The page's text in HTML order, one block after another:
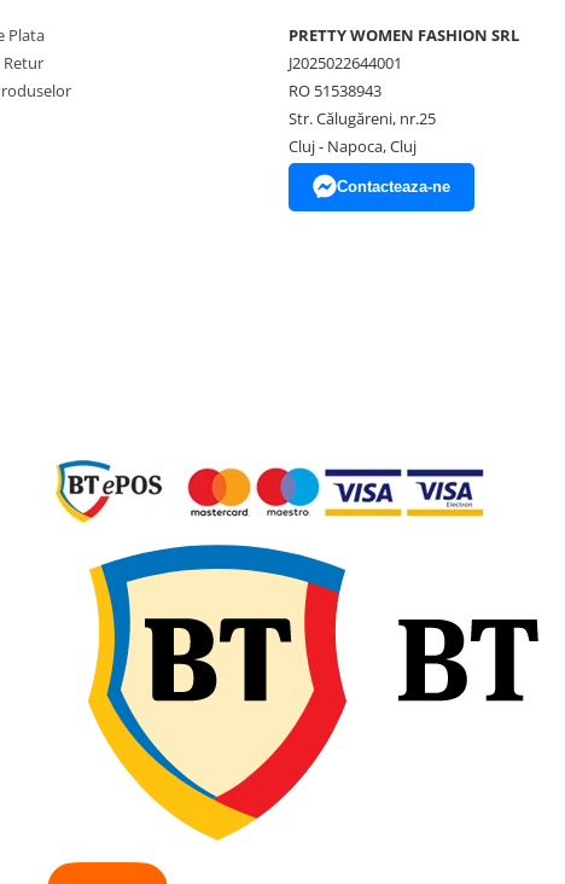
Plata
Retur
PRETTY WOMEN FASHION SRL
J2025022644001
RO 51538943
Str. Călugăreni, nr.25
Cluj - Napoca, Cluj
Contacteaza-ne